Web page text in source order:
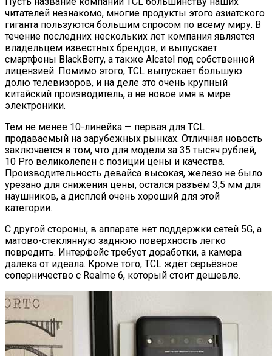
читателей незнакомо, многие продукты этого азиатского
гиганта пользуются большим спросом по всему миру. В
течение последних нескольких лет компания является
владельцем известных брендов, и выпускает
смартфоны BlackBerry, а также Alcatel под собственной
лицензией. Помимо этого, TCL выпускает большую
долю телевизоров, и на деле это очень крупный
китайский производитель, а не новое имя в мире
электроники.
Тем не менее 10-линейка — первая для TCL
продаваемый на зарубежных рынках. Отличная новость
заключается в том, что для модели за 35 тысяч рублей,
10 Pro великолепен с позиции цены и качества.
Производительность девайса высокая, железо не было
урезано для снижения цены, остался разъём 3,5 мм для
наушников, а дисплей очень хороший для этой
категории.
С другой стороны, в аппарате нет поддержки сетей 5G, а
матово-стеклянную заднюю поверхность легко
повредить. Интерфейс требует доработки, а камера
далека от идеала. Кроме того, TCL ждёт серьёзное
соперничество с Realme 6, который стоит дешевле.